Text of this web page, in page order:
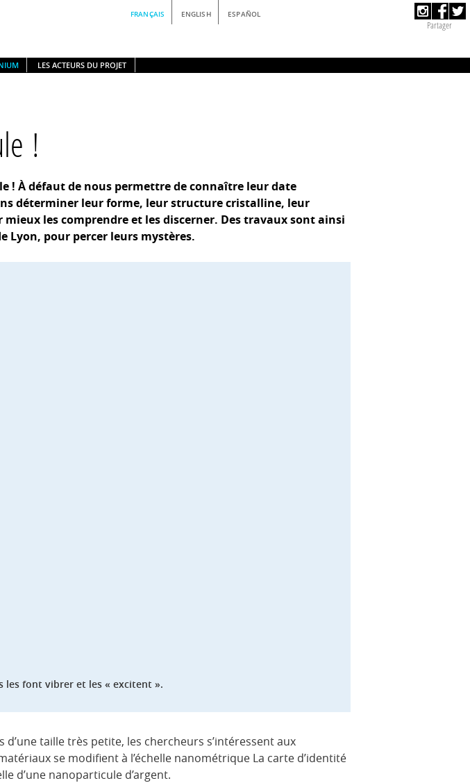
FRANÇAIS ENGLISH ESPAÑOL
Partager
LES ACTEURS DU PROJET
!
! À défaut de nous permettre de connaître leur date
déterminer leur forme, leur structure cristalline, leur
les comprendre et les discerner. Des travaux sont ainsi
Lyon, pour percer leurs mystères.
les font vibrer et les « excitent ».
taille très petite, les chercheurs s’intéressent aux
se modifient à l’échelle nanométrique La carte d’identité
d’une nanoparticule d’argent.